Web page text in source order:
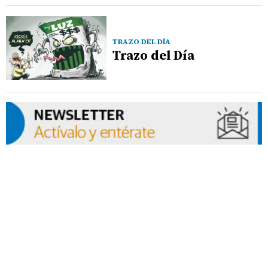
TRAZO DEL DÍA
Trazo del Día